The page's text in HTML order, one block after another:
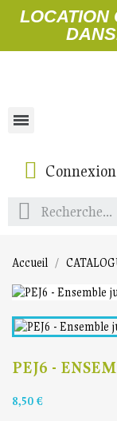
LOCATION
Connexion
Accueil
PEJ6 -
8,50 €